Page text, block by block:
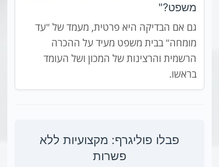
משפט?"
גם אם הבדיקה היא פרטית, מעמד של "עד
מומחה" בבית משפט מעיד על ההכרה
הרשמית והרצינות של המכון ושל העומד
בראשו.
פבלו פוליגרף: מקצועיות ללא
פשרות